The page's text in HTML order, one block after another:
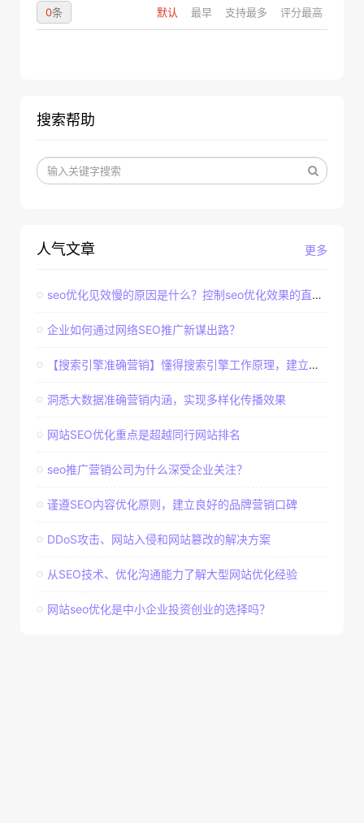
默认 最早 支持最多 评分最高
0条
搜索帮助
更多
人气文章
seo优化见效慢的原因是什么？控制seo优化效果的直接因素
企业如何通过网络SEO推广新谋出路？
【搜索引擎准确营销】懂得搜索引擎工作原理，建立准确客户群体
洞悉大数据准确营销内涵，实现多样化传播效果
网站SEO优化重点是超越同行网站排名
seo推广营销公司为什么深受企业关注？
谨遵SEO内容优化原则，建立良好的品牌营销口碑
DDoS攻击、网站入侵和网站篡改的解决方案
从SEO技术、优化沟通能力了解大型网站优化经验
网站seo优化是中小企业投资创业的选择吗？